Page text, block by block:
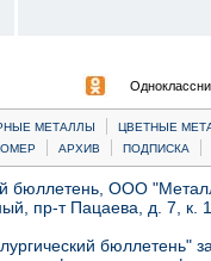
МЕТАЛЛЫ |
ЦВЕТНЫЕ
| АРХИВ | ПОДПИСКА |
бюллетень, ООО
пр-т Пацаева, д. 7,
бюллетень"